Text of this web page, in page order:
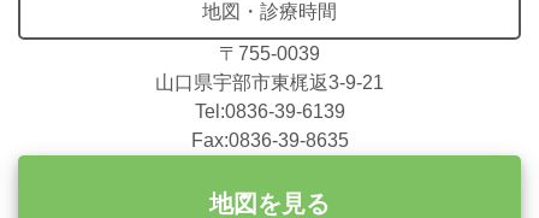
地図・診療時間
〒755-0039
山口県宇部市東梶返3-9-21
Tel:0836-39-6139
Fax:0836-39-8635
地図を見る